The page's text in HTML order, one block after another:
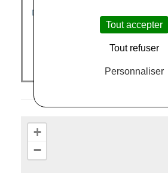
DERNIÈRES CHANCES|FEMME|ENFANT
+
−
Tout accepter
Tout refuser
Personnaliser